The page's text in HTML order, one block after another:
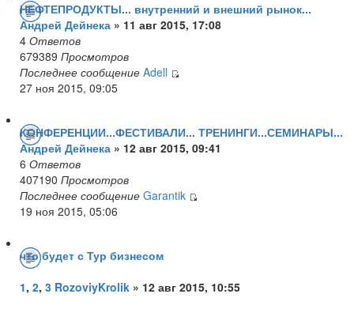
НЕФТЕПРОДУКТЫ... внутренний и внешний рынок...
Андрей Дейнека » 11 авг 2015, 17:08
4 Ответов
679389 Просмотров
Последнее сообщение Adell
27 ноя 2015, 09:05
КОНФЕРЕНЦИИ...ФЕСТИВАЛИ... ТРЕНИНГИ...СЕМИНАРЫ...
Андрей Дейнека » 12 авг 2015, 09:41
6 Ответов
407190 Просмотров
Последнее сообщение Garantik
19 ноя 2015, 05:06
что будет с Тур бизнесом
1, 2, 3 RozoviyKrolik » 12 авг 2015, 10:55